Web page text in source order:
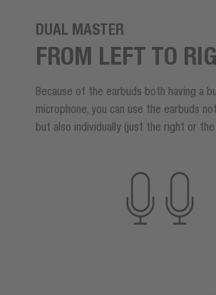
DUAL MASTER
FROM LEFT TO
Because of the earbuds both having a
microphone, you can use the earbuds
but also individually (just the right or